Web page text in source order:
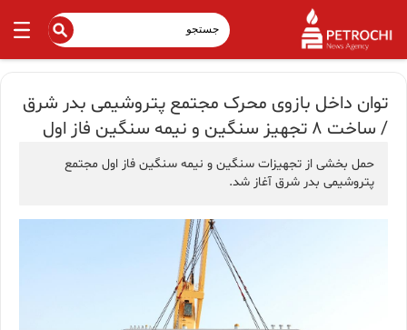
توان داخل بازوی محرک مجتمع پتروشیمی بدر شرق
/ ساخت ۸ تجهیز سنگین و نیمه سنگین فاز اول
حمل بخشی از تجهیزات سنگین و نیمه سنگین فاز اول مجتمع
پتروشیمی بدر شرق آغاز شد.